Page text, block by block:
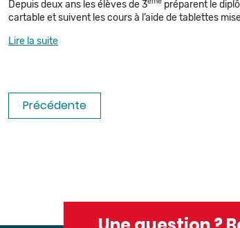
Depuis deux ans les élèves de 3
préparent le
cartable et suivent les cours à l’aide de tablettes
Lire la suite
Précédente